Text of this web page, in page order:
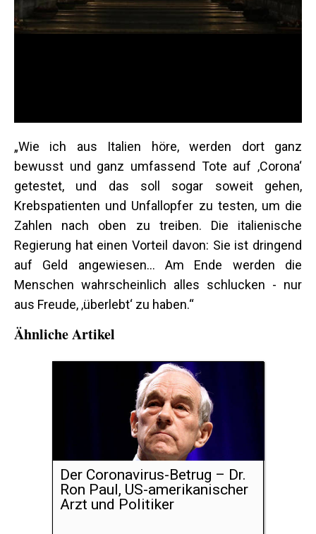
„Wie ich aus Italien höre, werden dort ganz
bewusst und ganz umfassend Tote auf ‚Corona‘
getestet, und das soll sogar soweit gehen,
Krebspatienten und Unfallopfer zu testen, um die
Zahlen nach oben zu treiben. Die italienische
Regierung hat einen Vorteil davon: Sie ist dringend
auf Geld angewiesen… Am Ende werden die
Menschen wahrscheinlich alles schlucken - nur
aus Freude, ‚überlebt‘ zu haben.“
Ähnliche Artikel
Der Coronavirus-Betrug – Dr.
Ron Paul, US-amerikanischer
Arzt und Politiker